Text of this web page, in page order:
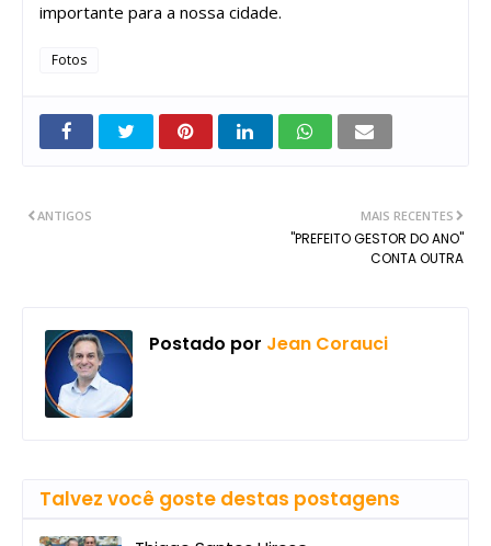
importante para a nossa cidade.
Fotos
MAIS RECENTES
"PREFEITO GESTOR DO ANO"
CONTA OUTRA
ANTIGOS
Postado por Jean Corauci
Talvez você goste destas postagens